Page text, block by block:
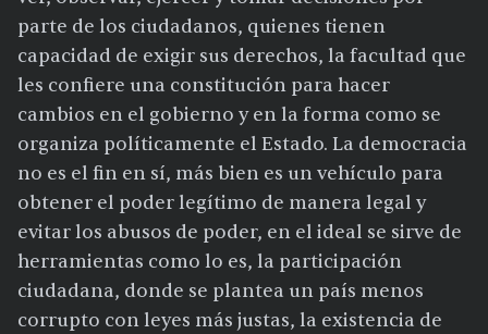
parte de los ciudadanos, quienes tienen
capacidad de exigir sus derechos, la facultad que
les confiere una constitución para hacer
cambios en el gobierno y en la forma como se
organiza políticamente el Estado. La democracia
no es el fin en sí, más bien es un vehículo para
obtener el poder legítimo de manera legal y
evitar los abusos de poder, en el ideal se sirve de
herramientas como lo es, la participación
ciudadana, donde se plantea un país menos
corrupto con leyes más justas, la existencia de